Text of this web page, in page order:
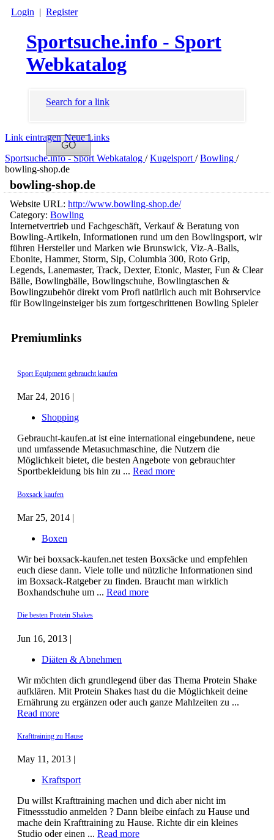
Login | Register
Sportsuche.info - Sport
Webkatalog
Search for a link
Link eintragen Neue Links
Sportsuche.info - Sport Webkatalog / Kugelsport/ Bowling /
bowling-shop.de
Premiumlinks
Sport Equipment gebraucht kaufen
Mar 24, 2016 |
Shopping
Gebraucht-kaufen.at ist eine international eingebundene, neue
und umfassende Metasuchmaschine, die Nutzern die
Möglichkeit bietet, die besten Angebote von gebrauchter
Sportbekleidung bis hin zu ... Read more
Boxsack kaufen
Mar 25, 2014 |
Boxen
Wir bei boxsack-kaufen.net testen Boxsäcke und empfehlen
euch diese dann. Viele tolle und nützliche Informationen sind
im Boxsack-Ratgeber zu finden. Braucht man wirklich
Boxhandschuhe um ... Read more
Die besten Protein Shakes
Jun 16, 2013 |
Diäten & Abnehmen
Wir möchten dich grundlegend über das Thema Protein Shake
aufklären. Mit Protein Shakes hast du die Möglichkeit deine
Ernährung zu ergänzen oder auch ganze Mahlzeiten zu ...
Read more
Krafttraining zu Hause
May 11, 2013 |
Kraftsport
Du willst Krafttraining machen und dich aber nicht im
Fitnessstudio anmelden ? Dann bleibe einfach zu Hause und
mache dein Krafttraining zu Hause. Richte dir ein kleines
Studio oder einen ... Read more
bowling-shop.de
Website URL: http://www.bowling-shop.de/
Category: Bowling
Internetvertrieb und Fachgeschäft, Verkauf & Beratung von
Bowling-Artikeln, Informationen rund um den Bowlingsport, wir
führen Hersteller und Marken wie Brunswick, Viz-A-Balls,
Ebonite, Hammer, Storm, Sip, Columbia 300, Roto Grip,
Legends, Lanemaster, Track, Dexter, Etonic, Master, Fun & Clear
Bälle, Bowlingbälle, Bowlingschuhe, Bowlingtaschen &
Bowlingzubehör direkt vom Profi natürlich auch mit Bohrservice
für Bowlingeinsteiger bis zum fortgeschrittenen Bowling Spieler